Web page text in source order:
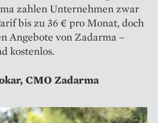
zahlen Unternehmen zwar
bis zu 36 € pro Monat, doch
Angebote von Zadarma –
kostenlos.
CMO Zadarma